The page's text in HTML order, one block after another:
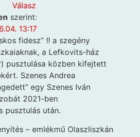
Válasz
szerint:
13:17
fidesz” !! a szegény
a Lefkovits-ház
pusztulása közben kifejtett
Szenes Andrea
egy Szenes Iván
2021-ben
pusztulás után.
– emlékmű Olaszliszkán